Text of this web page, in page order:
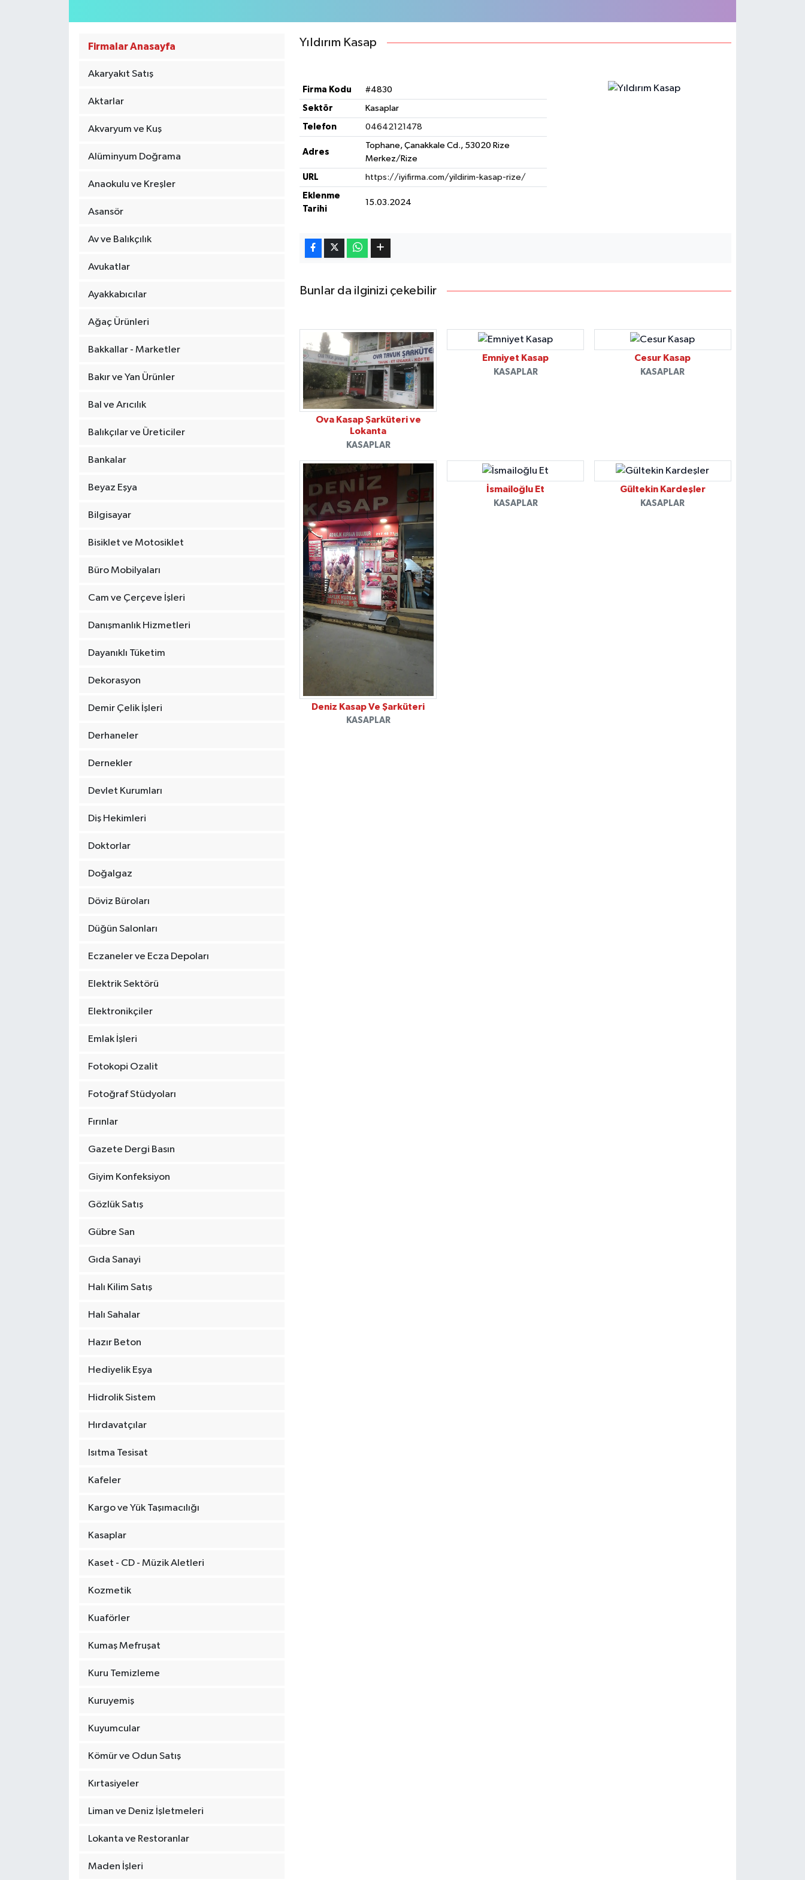
Firmalar Anasayfa
Akaryakıt Satış
Aktarlar
Akvaryum ve Kuş
Alüminyum Doğrama
Anaokulu ve Kreşler
Asansör
Av ve Balıkçılık
Avukatlar
Ayakkabıcılar
Ağaç Ürünleri
Bakkallar - Marketler
Bakır ve Yan Ürünler
Bal ve Arıcılık
Balıkçılar ve Üreticiler
Bankalar
Beyaz Eşya
Bilgisayar
Bisiklet ve Motosiklet
Büro Mobilyaları
Cam ve Çerçeve İşleri
Danışmanlık Hizmetleri
Dayanıklı Tüketim
Dekorasyon
Demir Çelik İşleri
Derhaneler
Dernekler
Devlet Kurumları
Diş Hekimleri
Doktorlar
Doğalgaz
Döviz Büroları
Düğün Salonları
Eczaneler ve Ecza Depoları
Elektrik Sektörü
Elektronikçiler
Emlak İşleri
Fotokopi Ozalit
Fotoğraf Stüdyoları
Fırınlar
Gazete Dergi Basın
Giyim Konfeksiyon
Gözlük Satış
Gübre San
Gıda Sanayi
Halı Kilim Satış
Halı Sahalar
Hazır Beton
Hediyelik Eşya
Hidrolik Sistem
Hırdavatçılar
Isıtma Tesisat
Kafeler
Kargo ve Yük Taşımacılığı
Kasaplar
Kaset - CD - Müzik Aletleri
Kozmetik
Kuaförler
Kumaş Mefruşat
Kuru Temizleme
Kuruyemiş
Kuyumcular
Kömür ve Odun Satış
Kırtasiyeler
Liman ve Deniz İşletmeleri
Lokanta ve Restoranlar
Maden İşleri
Yıldırım Kasap
Firma Kodu #4830
Sektör Kasaplar
Telefon 04642121478
Adres
Tophane, Çanakkale Cd., 53020 Rize
Merkez/Rize
URL https://iyifirma.com/yildirim-kasap-rize/
Eklenme
Tarihi
15.03.2024
Bunlar da ilginizi çekebilir
Ova Kasap Şarküteri ve
Lokanta
KASAPLAR
Emniyet Kasap
KASAPLAR
Cesur Kasap
KASAPLAR
Deniz Kasap Ve Şarküteri
KASAPLAR
İsmailoğlu Et
KASAPLAR
Gültekin Kardeşler
KASAPLAR